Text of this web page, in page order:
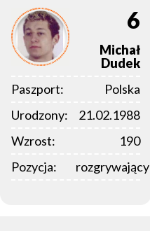
6
Michał
Dudek
Paszport:
Polska
Urodzony:
21.02.1988
Wzrost:
190
Pozycja:
rozgrywający